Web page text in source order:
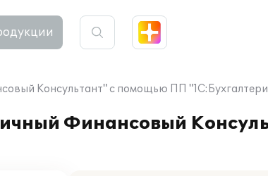
Консультант" с помощью ПП
Финансовый